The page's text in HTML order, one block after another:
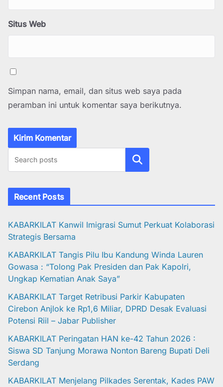
Situs Web
Simpan nama, email, dan situs web saya pada
peramban ini untuk komentar saya berikutnya.
Cari
Recent Posts
KABARKILAT Kanwil Imigrasi Sumut Perkuat Kolaborasi
Strategis Bersama
KABARKILAT Tangis Pilu Ibu Kandung Winda Lauren
Gowasa : “Tolong Pak Presiden dan Pak Kapolri,
Ungkap Kematian Anak Saya”
KABARKILAT Target Retribusi Parkir Kabupaten
Cirebon Anjlok ke Rp1,6 Miliar, DPRD Desak Evaluasi
Potensi Riil – Jabar Publisher
KABARKILAT Peringatan HAN ke-42 Tahun 2026 :
Siswa SD Tanjung Morawa Nonton Bareng Bupati Deli
Serdang
KABARKILAT Menjelang Pilkades Serentak, Kades PAW